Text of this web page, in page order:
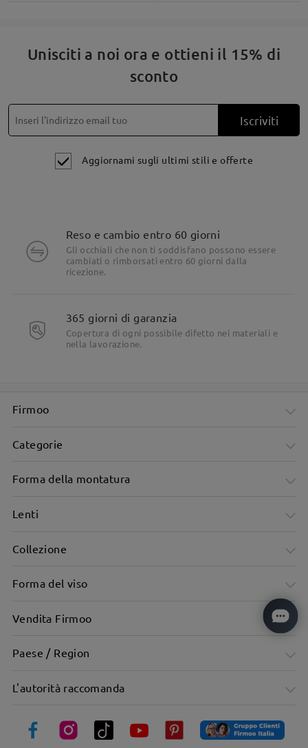
Speriamo di essere riusciti a rispondere alla tua domanda!
Se hai ancora dubbi, non esitare a contattarci tramite LiveChat
(24 ore su 24, 7 giorni su 7) o via email all'indirizzo
Leggi tutte le
Unisciti a noi ora e ottieni il 15% di
sconto
Iscriviti
Aggiornami sugli ultimi stili e offerte
Reso e cambio entro 60 giorni
Gli occhiali che non ti soddisfano possono essere
cambiati o rimborsati entro 60 giorni dalla
ricezione.
365 giorni di garanzia
Copertura di ogni possibile difetto nei materiali e
nella lavorazione.
Firmoo
Categorie
Forma della montatura
Lenti
Collezione
Forma del viso
Vendita Firmoo
Paese / Region
L'autorità raccomanda